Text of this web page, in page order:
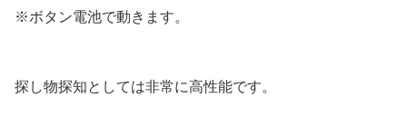
※ボタン電池で動きます。
探し物探知としては非常に高性能です。